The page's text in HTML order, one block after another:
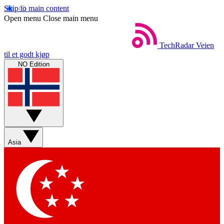
Skip to main content
Open menu Close main menu
TechRadar Veien
til et godt kjøp
NO Edition
Asia